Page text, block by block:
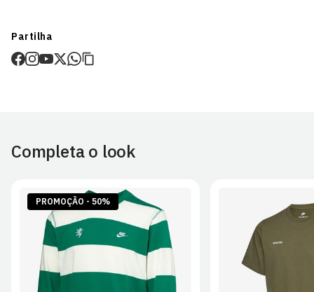
sportinguista.
Prazo estimado de entrega varia consoante o destino e método
de envio.
Artigos personalizados não podem ser devolvidos.
de EnvioeDevoluções
Partilha
Completa o look
PROMOÇÃO - 50%
S XL 2XL